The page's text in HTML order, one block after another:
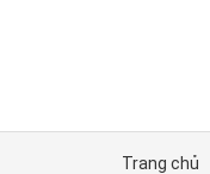
Trang chủ